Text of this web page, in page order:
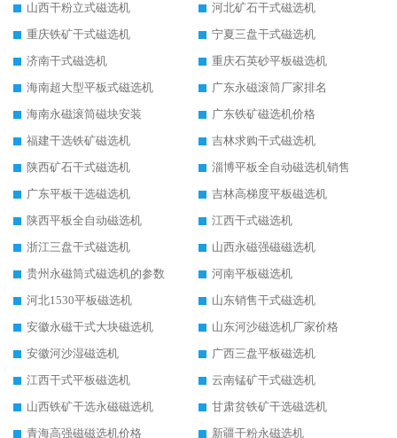
山西干粉立式磁选机
河北矿石干式磁选机
重庆铁矿干式磁选机
宁夏三盘干式磁选机
济南干式磁选机
重庆石英砂平板磁选机
海南超大型平板式磁选机
广东永磁滚筒厂家排名
海南永磁滚筒磁块安装
广东铁矿磁选机价格
福建干选铁矿磁选机
吉林求购干式磁选机
陕西矿石干式磁选机
淄博平板全自动磁选机销售
广东平板干选磁选机
吉林高梯度平板磁选机
陕西平板全自动磁选机
江西干式磁选机
浙江三盘干式磁选机
山西永磁强磁磁选机
贵州永磁筒式磁选机的参数
河南平板磁选机
河北1530平板磁选机
山东销售干式磁选机
安徽永磁干式大块磁选机
山东河沙磁选机厂家价格
安徽河沙湿磁选机
广西三盘平板磁选机
江西干式平板磁选机
云南锰矿干式磁选机
山西铁矿干选永磁磁选机
甘肃贫铁矿干选磁选机
青海高强磁磁选机价格
新疆干粉永磁选机